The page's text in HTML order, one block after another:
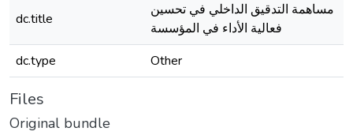
dc.title
مساهمة التدقيق الداخلي في تحسين
فعالية الأداء في المؤسسة
dc.type
Other
Files
Original bundle